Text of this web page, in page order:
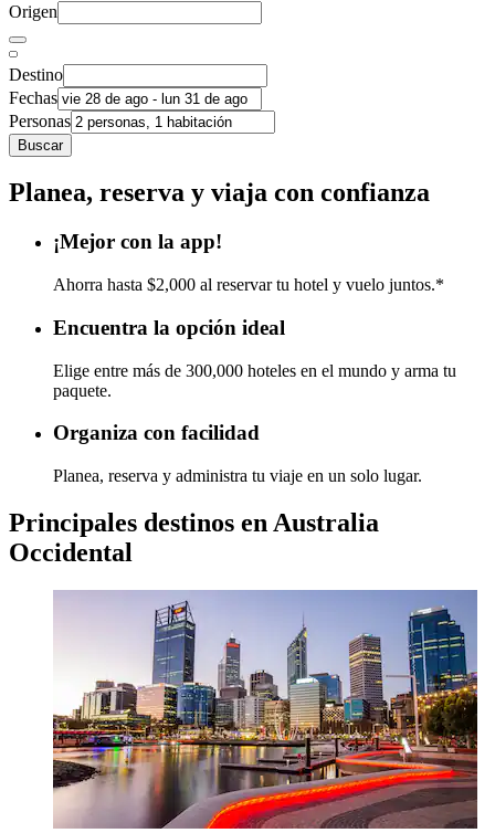
Origen
Destino
Fechas
Personas
Buscar
Planea, reserva y viaja con confianza
¡Mejor con la app!
Ahorra hasta $2,000 al reservar tu hotel y vuelo juntos.*
Encuentra la opción ideal
Elige entre más de 300,000 hoteles en el mundo y arma tu
paquete.
Organiza con facilidad
Planea, reserva y administra tu viaje en un solo lugar.
Principales destinos en Australia
Occidental